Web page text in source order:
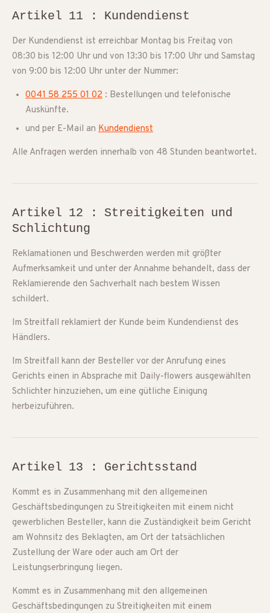
Artikel 11 : Kundendienst
Der Kundendienst ist erreichbar Montag bis Freitag von
08:30 bis 12:00 Uhr und von 13:30 bis 17:00 Uhr und Samstag
von 9:00 bis 12:00 Uhr unter der Nummer:
0041 58 255 01 02 : Bestellungen und telefonische
Auskünfte.
und per E-Mail an Kundendienst
Alle Anfragen werden innerhalb von 48 Stunden beantwortet.
Artikel 12 : Streitigkeiten und
Schlichtung
Reklamationen und Beschwerden werden mit größter
Aufmerksamkeit und unter der Annahme behandelt, dass der
Reklamierende den Sachverhalt nach bestem Wissen
schildert.
Im Streitfall reklamiert der Kunde beim Kundendienst des
Händlers.
Im Streitfall kann der Besteller vor der Anrufung eines
Gerichts einen in Absprache mit Daily-flowers ausgewählten
Schlichter hinzuziehen, um eine gütliche Einigung
herbeizuführen.
Artikel 13 : Gerichtsstand
Kommt es in Zusammenhang mit den allgemeinen
Geschäftsbedingungen zu Streitigkeiten mit einem nicht
gewerblichen Besteller, kann die Zuständigkeit beim Gericht
am Wohnsitz des Beklagten, am Ort der tatsächlichen
Zustellung der Ware oder auch am Ort der
Leistungserbringung liegen.
Kommt es in Zusammenhang mit den allgemeinen
Geschäftsbedingungen zu Streitigkeiten mit einem